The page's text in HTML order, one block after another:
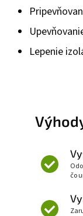
Lepenie
čo